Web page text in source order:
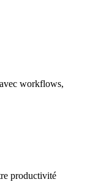
workflows,
productivité